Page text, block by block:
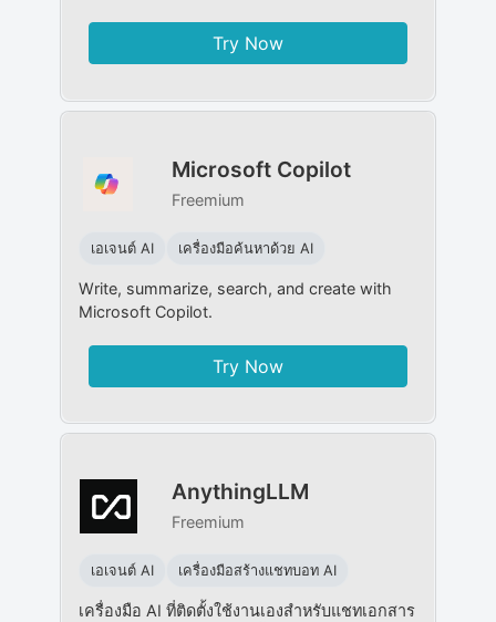
Try Now
Microsoft Copilot
Freemium
เอเจนต์ AI เครื่องมือค้นหาด้วย AI
Write, summarize, search, and create with
Microsoft Copilot.
Try Now
AnythingLLM
Freemium
เอเจนต์ AI เครื่องมือสร้างแชทบอท AI
เครื่องมือ AI ที่ติดตั้งใช้งานเองสำหรับแชทเอกสาร